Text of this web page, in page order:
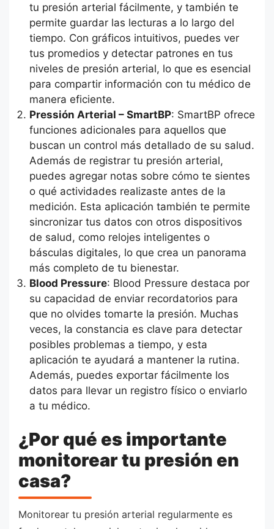
tu presión arterial fácilmente, y también te
permite guardar las lecturas a lo largo del
tiempo. Con gráficos intuitivos, puedes ver
tus promedios y detectar patrones en tus
niveles de presión arterial, lo que es esencial
para compartir información con tu médico de
manera eficiente.
Pressión Arterial – SmartBP: SmartBP ofrece
funciones adicionales para aquellos que
buscan un control más detallado de su salud.
Además de registrar tu presión arterial,
puedes agregar notas sobre cómo te sientes
o qué actividades realizaste antes de la
medición. Esta aplicación también te permite
sincronizar tus datos con otros dispositivos
de salud, como relojes inteligentes o
básculas digitales, lo que crea un panorama
más completo de tu bienestar.
Blood Pressure: Blood Pressure destaca por
su capacidad de enviar recordatorios para
que no olvides tomarte la presión. Muchas
veces, la constancia es clave para detectar
posibles problemas a tiempo, y esta
aplicación te ayudará a mantener la rutina.
Además, puedes exportar fácilmente los
datos para llevar un registro físico o enviarlo
a tu médico.
¿Por qué es importante
monitorear tu presión en
casa?
Monitorear tu presión arterial regularmente es